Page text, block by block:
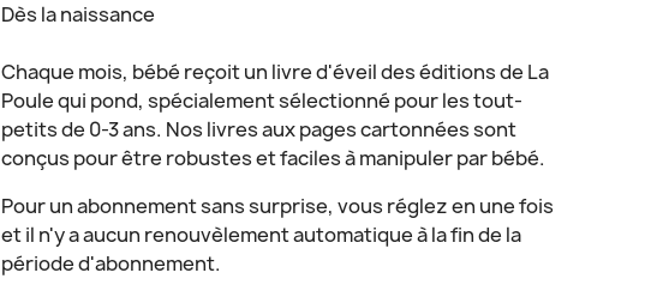
Dès la naissance
Chaque mois, bébé reçoit un livre d'éveil des éditions de La
Poule qui pond, spécialement sélectionné pour les tout-
petits de 0-3 ans. Nos livres aux pages cartonnées sont
conçus pour être robustes et faciles à manipuler par bébé.
Pour un abonnement sans surprise, vous réglez en une fois
et il n'y a aucun renouvèlement automatique à la fin de la
période d'abonnement.